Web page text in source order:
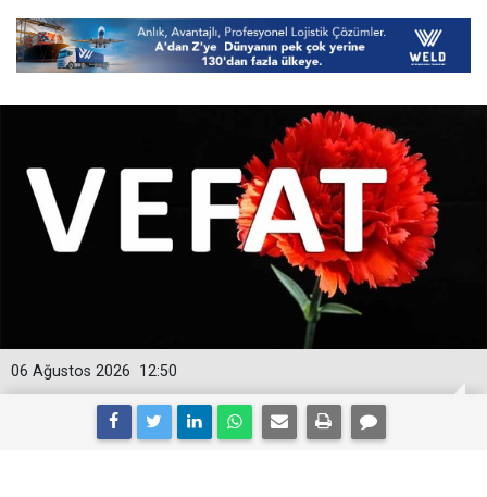
12:50
06 Ağustos 2026